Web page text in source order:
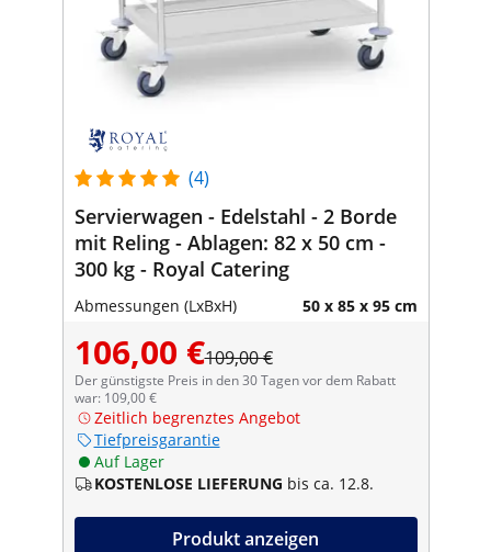
(4)
Servierwagen - Edelstahl - 2 Borde
mit Reling - Ablagen: 82 x 50 cm -
300 kg - Royal Catering
Abmessungen (LxBxH) 50 x 85 x 95 cm
106,00 €109,00 €
Der günstigste Preis in den 30 Tagen vor dem Rabatt
war: 109,00 €
Zeitlich begrenztes Angebot
Tiefpreisgarantie
Auf Lager
KOSTENLOSE LIEFERUNG bis ca. 12.8.
Produkt anzeigen